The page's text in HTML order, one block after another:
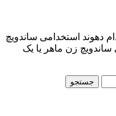
دهوند استخدامی ساندویچ
زن ماهر یا یک